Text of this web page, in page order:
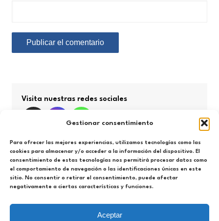
Gestionar consentimiento
Para ofrecer las mejores experiencias, utilizamos tecnologías como las
cookies para almacenar y/o acceder a la información del dispositivo. El
consentimiento de estas tecnologías nos permitirá procesar datos como
el comportamiento de navegación o las identificaciones únicas en este
sitio. No consentir o retirar el consentimiento, puede afectar
negativamente a ciertas características y funciones.
Aceptar
Visita nuestras redes sociales
Búsqueda por categorías
Búsqueda